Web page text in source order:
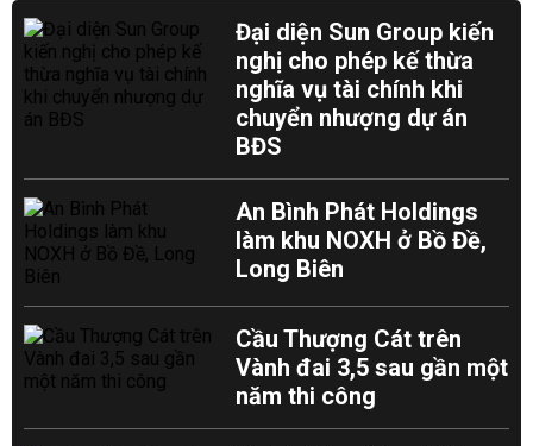
Đại diện Sun Group kiến
nghị cho phép kế thừa
nghĩa vụ tài chính khi
chuyển nhượng dự án
BĐS
An Bình Phát Holdings
làm khu NOXH ở Bồ Đề,
Long Biên
Cầu Thượng Cát trên
Vành đai 3,5 sau gần một
năm thi công